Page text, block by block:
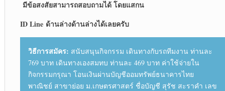
มีข้อสงสัยสามารถสอบถามได้ โดยแสกน
ID Line ด้านล่างด้านล่างได้เลยครับ
วิธีการสมัคร: สนับสนุนกิจกรรม เดินทางกับรถทีมงาน ท่านละ
769 บาท เดินทางเองสมทบ ท่านละ 469 บาท ค่าใช้จ่ายใน
กิจกรรมกรุณา โอนเงินผ่านบัญชีออมทรัพย์ธนาคารไทย
พาณิชย์ สาขาย่อย ม.เกษตรศาสตร์ ชื่อบัญชี สุรัช สะราคำ เลข